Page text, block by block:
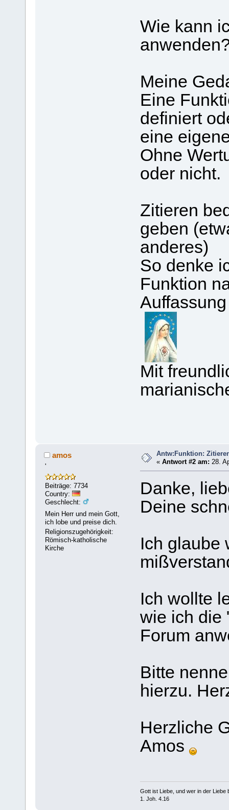
Wie kann
Meine
Eine
definiert
eine
Ohne
oder nicht.
Zitieren
geben
anderes)
So denke
Funktion
Mit
amos
'
Beiträge: 7734
Country:
Geschlecht:
Mein Herr und mein Gott,
ich lobe und preise dich.
Religionszugehörigkeit:
Römisch-katholische
Kirche
Antw:Funktion:
«Antwort #2 am: 28.
Danke,
Deine
Ich glaube
Ich wollte
wie ich die
Forum
Bitte
hierzu.
Herzliche
Amos
Gott ist Liebe, und wer in der Liebe
1. Joh. 4.16